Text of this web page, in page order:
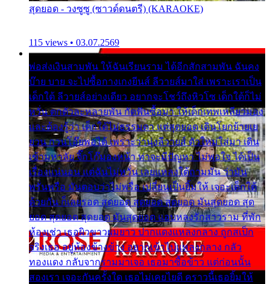
สุดยอด - วงซูซู (ซาวด์ดนตรี) (KARAOKE)
115 views • 03.07.2569
พ่อส่งเงินสามพัน ให้ฉันเรียนราม ได้อีกสักสามพัน ฉันคง
บ๊าย บาย จะไปซื้อกางเกงยีนส์ ลีวายส์มาใส่ เพราะเราเป็น
เด็กใต้ ลีวายส์อย่างเดียว อยากจะโชว์ถึงหิวโซ เด็กใต้ก็ไม่
หวั่น ตกตัวละหลายพัน กัดฟันซื้อมา ให้เด็กเทพเหลียวมอง
และต้องรู้ว่า เด็กใต้ไม่ธรรมดา แต่สุดยอด เดินโยกย้ายเย
ยวน กวนโอ๊ยพอได้ เพราะว่านุ่งลีวายส์ ตัวใหม่ใส่มา เดิน
เข้ามหาลัย จิ๊กโก๊มองหน้า ท่าจะมีปัญหา ไม่พอใจ ได้เป็น
เรื่องแน่นอน แต่ฉันไม่หวั่น เลยแหลงใต้ถามมัน ว่ามัน
พรั่นพรือ มันตอบว่าไม่พรื่อ เปลี่ยนเป็นยิ้มให้ เจอะเด็กใต้
ด้วยกัน ก็เลยรอด สุดยอด สุดยอด สุดยอด มันสุดยอด สุด
ยอด สุดยอด สุดยอด มันสุดยอด แอบหลงรักสาวราม ที่พัก
ห้องเช่า เธอผิวขาวผมยาว ปากแดงแหลงกลาง ถูกสเป็ก
จริงเธอ อยู่ห้องข้างข้าง อยากเข้าไปแหลงกลาง กลัว
ทองแดง กลับจากรามมาเจอ เธอมาซื้อข้าว แต่ก่อนนั้น
สองเรา เจอะกันครั้งใด เธอไม่เคยไยดี คราวนี้เธอยิ้มให้